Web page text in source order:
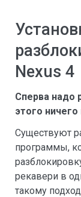
Nexus 4
Сперва надо
этого
Существуют
программы,
рекавери в
такому